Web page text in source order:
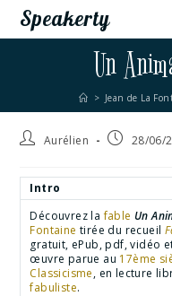
Speakerty
Un
> Jean de La
Aurélien 28/06/
Intro
Découvrez lafable Un
Fontaine tirée du recueil
gratuit, ePub, pdf, vidéo
œuvre parue au 17ème
Classicisme, en lecture
fabuliste.